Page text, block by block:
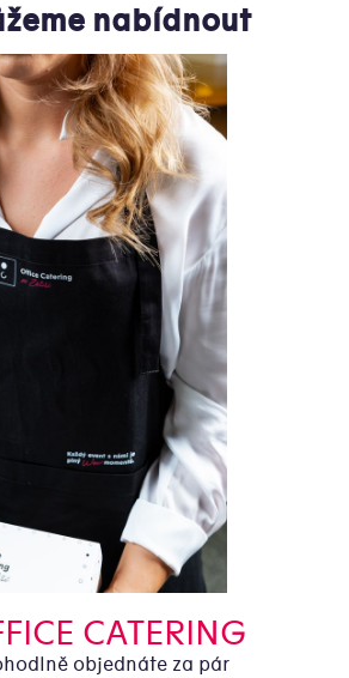
nabídnout
CATERING
objednáte za pár